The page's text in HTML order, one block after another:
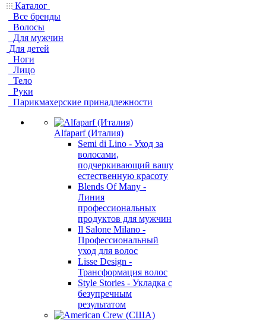
Каталог
Все бренды
Волосы
Для мужчин
Для детей
Ноги
Лицо
Тело
Руки
Парикмахерские принадлежности
Alfaparf (Италия)
Semi di Lino - Уход за
волосами,
подчеркивающий вашу
естественную красоту
Blends Of Many -
Линия
профессиональных
продуктов для мужчин
Il Salone Milano -
Профессиональный
уход для волос
Lisse Design -
Трансформация волос
Style Stories - Укладка с
безупречным
результатом